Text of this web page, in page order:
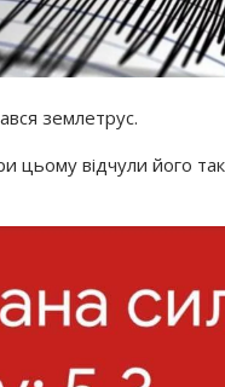
землетрус.
цьому відчули його